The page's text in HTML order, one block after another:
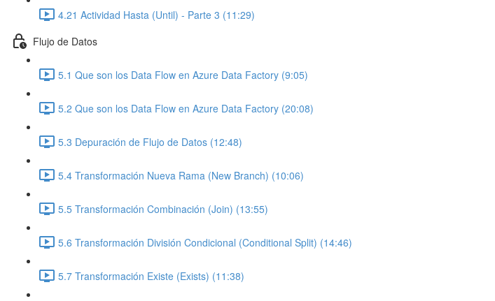
4.21 Actividad Hasta (Until) - Parte 3 (11:29)
Flujo de Datos
5.1 Que son los Data Flow en Azure Data Factory (9:05)
5.2 Que son los Data Flow en Azure Data Factory (20:08)
5.3 Depuración de Flujo de Datos (12:48)
5.4 Transformación Nueva Rama (New Branch) (10:06)
5.5 Transformación Combinación (Join) (13:55)
5.6 Transformación División Condicional (Conditional Split) (14:46)
5.7 Transformación Existe (Exists) (11:38)